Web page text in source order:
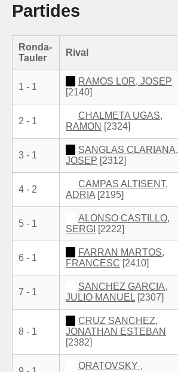
Partides
Ronda-
Tauler
Rival
1 - 1
RAMOS LOR, JOSEP
[2140]
2 - 1
CHALMETA UGAS,
RAMON [2324]
3 - 1
SANGLAS CLARIANA,
JOSEP [2312]
4 - 2
CAMPAS ALTISENT,
ADRIA [2195]
5 - 1
ALONSO CASTILLO,
SERGI [2222]
6 - 1
FARRAN MARTOS,
FRANCESC [2410]
7 - 1
SANCHEZ GARCIA,
JULIO MANUEL [2307]
8 - 1
CRUZ SANCHEZ,
JONATHAN ESTEBAN
[2382]
ORATOVSKY ,